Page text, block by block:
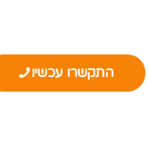
התקשרו עכשיו